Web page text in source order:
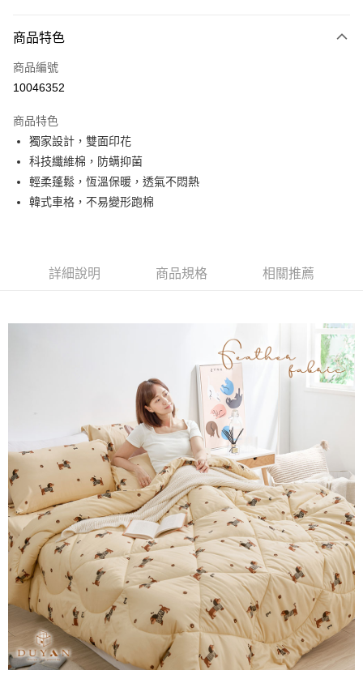
信用卡一次付款
信用卡分期付款
合作金庫商業銀行
華南商業銀行
上海商業儲蓄銀行
國泰世華商業銀行
兆豐國際商業銀行
臺灣中小企業銀行
玉山商業銀行
星展（台灣）商業銀行
台新國際商業銀行
中國信託商業銀行
超商取貨付款
LINE Pay
Apple Pay
全盈+PAY
1.本服務由台灣大哥大提供，台灣大哥大用戶可立即使用無須另外申請。
2.付款方式選擇「大哥付你分期」，訂單成立後會自動跳轉到大哥付的交易
流程，驗證手機門號後，選擇欲分期的期數、繳款截止日，確認付款後即完
3.實際核准額度、可分期數及費用金額請依後續交易確認頁面所載為準。
4.訂單成立30分鐘內，如未前往確認交易或遇審核未通過，訂單將自動取
消。如遇「轉專審核」未通過狀況，表示未達大哥付你分期系統評分，恕無
法說明評估內容。
【繳款方式說明】
1.分期款項不併入電信帳單，「大哥付你分期」於每月結算日後寄送繳費提
醒簡訊。
2.透過簡訊連結打開帳單後，可選擇「超商條碼／台灣大直營門市／銀行轉
帳／街口支付／iPASS MONEY」等通路繳費。
【注意事項】
1.本服務係由「台灣大哥大股份有限公司」（以下簡稱本公司）所提供，讓
用戶於交易時，得透過本服務購買商品或服務，並由商店將買賣／分期付款
買賣價金債權讓與本公司後，依約使用本公司帳單繳交帳款。
2.基於同意付款使用「大哥付你分期」之契約關係目的，商店將以您的個人
資料（包含姓名、電話或地址）提供予台灣大哥大進項蒐集、處理及利用，
由本公司與您本人進行分期帳單所需資料之確認、核對及更正。
3.完整用戶服務條款，請詳閱以下連結：https://oppay.tw/userRule
【關於「AFTEE先享後付」】
AFTEE先享後付是「在收到商品之後才付款」的支付方式。 讓您購物簡單
便利好安心！
１．簡單：不需註冊會員、不需綁卡、不需儲值。
２．便利：只要手機號碼，簡訊認證，即可結帳。
３．安心：先確認商品／服務後，再付款。
【「AFTEE先享後付」結帳流程】
１．於結帳方式選擇「AFTEE先享後付」後，將跳轉至「AFTEE先享後付」
結帳頁面，進行簡訊認證並確認金額後，即可完成結帳。
２．訂單成立數日內，您將收到繳費通知簡訊。
３．收到繳費通知簡訊後14天內，點擊此簡訊中的連結，可透過四大超商／
ATM／網路銀行／等多元方式進行付款，方視為交易完成。
※ 請注意：結帳手續完成當下不需立刻繳費，但若您需要取消訂單，請聯絡
購買商品的店家。未經商家同意取消之訂單仍視為有效，需透過AFTEE先享
後付繳納相關費用。
※ 交易是否成功請以「AFTEE先享後付 」之結帳頁面顯示為準，若有關於
是否繳費成功／繳費後需取消欲退款等相關疑問，請聯繫「AFTEE先享後付
客戶支援中心」
https://netprotections.freshdesk.com/support/home
「Hami Point」為中華電信所提供之點數服務，可於會員專區綁定中華電信
會員帳號後，即可在購物車使用 Hami Point 折抵消費金額 (1點等於1元)。
ATM付款
運送方式
全家取貨付款
每筆NT$60，滿NT$999(含以上)免運費
付款後全家取貨
每筆NT$60，滿NT$999(含以上)免運費
7-11取貨付款
每筆NT$60，滿NT$999(含以上)免運費
商品特色
商品編號
10046352
商品特色
獨家設計，雙面印花
科技纖維棉，防螨抑菌
輕柔蓬鬆，恆溫保暖，透氣不悶熱
韓式車格，不易變形跑棉
詳細說明 商品規格 相關推薦